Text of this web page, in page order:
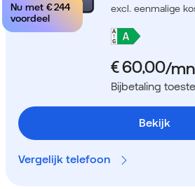
Nu met € 244
voordeel
excl. eenmalige
Bijbetaling
Bekijk
Vergelijk telefoon